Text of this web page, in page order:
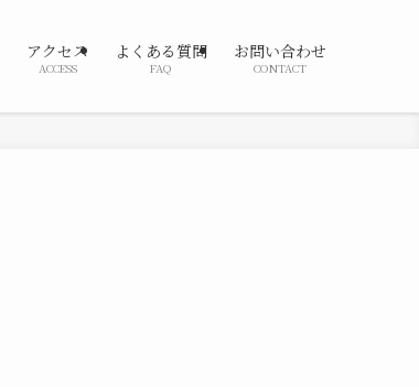
アクセス
ACCESS
よくある質問
FAQ
お問い合わせ
CONTACT